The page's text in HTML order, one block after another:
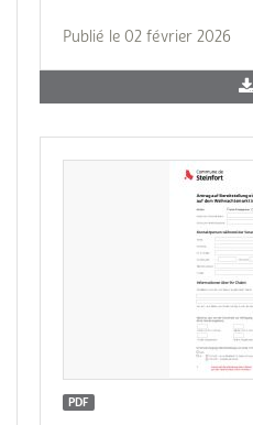
Publié le 02 février 2026
PDF